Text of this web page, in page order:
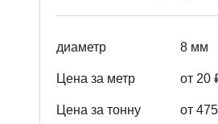
диаметр 8 мм
Цена за метр от 20
Цена за тонну от 475